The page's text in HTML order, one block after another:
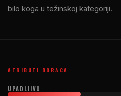
bilo koga u težinskoj kategoriji.
ATRIBUTI BORACA
UPADLJIVO